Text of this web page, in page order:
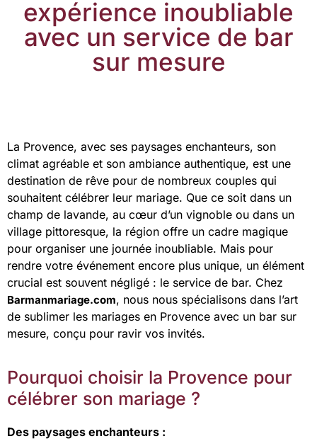
expérience inoubliable
avec un service de bar
sur mesure
La Provence, avec ses paysages enchanteurs, son
climat agréable et son ambiance authentique, est une
destination de rêve pour de nombreux couples qui
souhaitent célébrer leur mariage. Que ce soit dans un
champ de lavande, au cœur d’un vignoble ou dans un
village pittoresque, la région offre un cadre magique
pour organiser une journée inoubliable. Mais pour
rendre votre événement encore plus unique, un élément
crucial est souvent négligé : le service de bar. Chez
Barmanmariage.com, nous nous spécialisons dans l’art
de sublimer les mariages en Provence avec un bar sur
mesure, conçu pour ravir vos invités.
Pourquoi choisir la Provence pour
célébrer son mariage ?
Des paysages enchanteurs :